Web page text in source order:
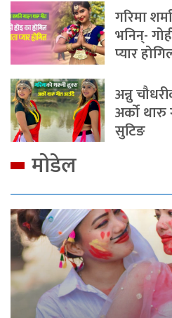
गरिमा
भनिन्-
प्यार
अन्नु
अर्को
सुटिङ
मोडेल